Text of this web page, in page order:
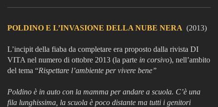
POLDINO E L’INVASIONE DELLA NUBE NERA (2013)
L’incipit della fiaba da completare era proposto dalla rivista DI
VITA nel numero di ottobre 2013 (la parte in corsivo), nell’ambito
del tema “Rispettare l’ambiente per vivere bene”
Poldino è in auto con la mamma per andare a scuola. C’è una
fila lunghissima, la scuola è poco distante ma tutti i genitori